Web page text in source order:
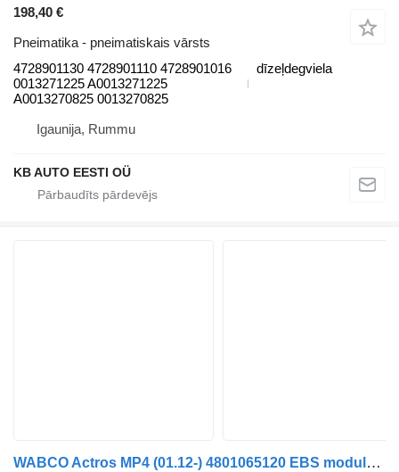
198,40 €
Pneimatika - pneimatiskais vārsts
4728901130 4728901110 4728901016
0013271225 A0013271225
A0013270825 0013270825
dīzeļdegviela
Igaunija, Rummu
KB AUTO EESTI OÜ
WABCO Actros MP4 (01.12-) 4801065120 EBS modulators paredzēts Mercedes-Benz Actros MP4 Antos Arocs (2012-) kravas automašīnas